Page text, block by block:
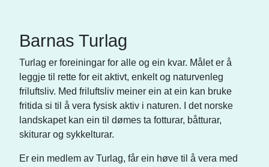
Barnas Turlag
Turlag er foreiningar for alle og ein kvar. Målet er å
leggje til rette for eit aktivt, enkelt og naturvenleg
friluftsliv. Med friluftsliv meiner ein at ein kan bruke
fritida si til å vera fysisk aktiv i naturen. I det norske
landskapet kan ein til dømes ta fotturar, båtturar,
skiturar og sykkelturar.
Er ein medlem av Turlag, får ein høve til å vera med